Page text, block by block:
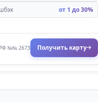
oт 1 дo 30%
№№ 2673 Получить карту